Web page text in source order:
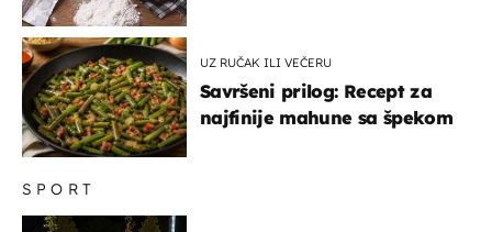
SPORT
UZ RUČAK ILI VEČERU
Savršeni prilog: Recept za
najfinije mahune sa špekom